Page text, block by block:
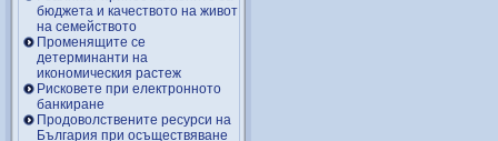
бюджета и качеството на живот
на семейството
Променящите се
детерминанти на
икономическия растеж
Рисковете при електронното
банкиране
Продоволствените ресурси на
България при осъществяване